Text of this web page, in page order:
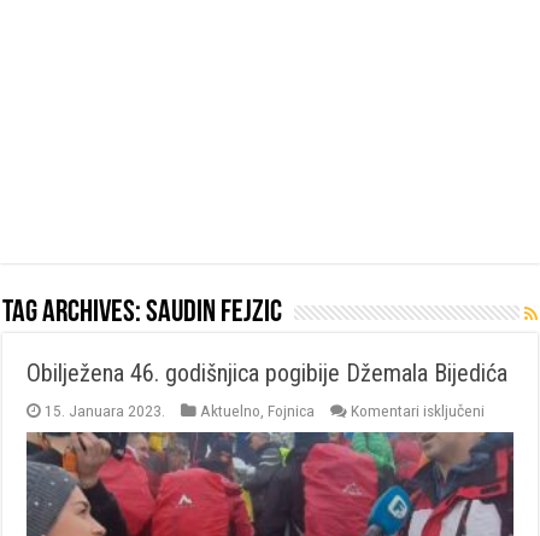
Tag Archives:saudin fejzic
Obilježena 46. godišnjica pogibije Džemala Bijedića
15. Januara 2023. Aktuelno Fojnica Komentari isključeni
46.
pogibije
Bijedića